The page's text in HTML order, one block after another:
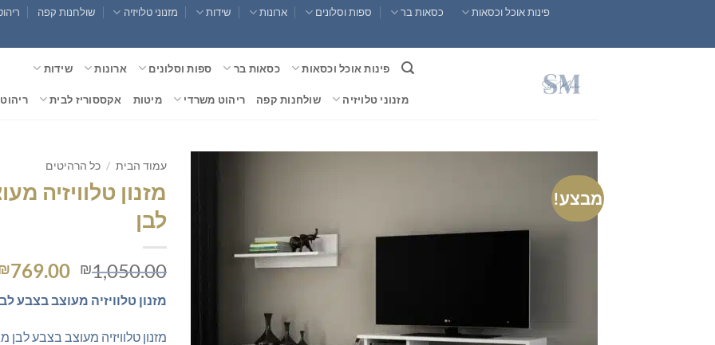
content
פינות אוכל וכסאות כסאות בר ספות וסלונים ארונות שידות מזנוני טלויזיה שולחנות קפה
פינות אוכל וכסאות כסאות בר ספות וסלונים ארונות שידות
מזנוני טלויזיה שולחנות קפה ריהוט משרדי מיטות אקססוריז לבית ריהוט
מבצע!
עמוד הבית / כל הרהיטים
מזנון טלוויזיה
לבן
₪1,050.00
המחיר
היה:
769.00
מזנון טלוויזיה מעוצב בצבע
מזנון טלוויזיה מעוצב בצבע לבן